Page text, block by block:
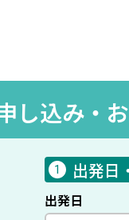
し込み・
1 出発日
出発日